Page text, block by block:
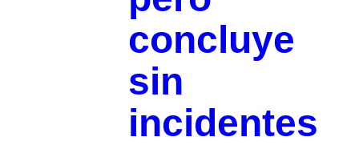
concluye
sin
incidentes